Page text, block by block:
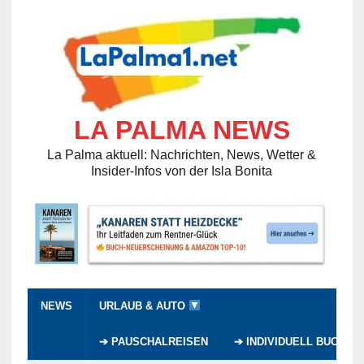
LA PALMA NEWS
La Palma aktuell: Nachrichten, News, Wetter &
Insider-Infos von der Isla Bonita
NEWS URLAUB & AUTO
➔ PAUSCHALREISEN ➔ INDIVIDUELL BUCHEN